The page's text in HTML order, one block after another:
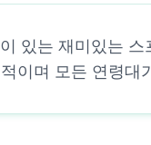
있는 재미있는
이며 모든 연령대